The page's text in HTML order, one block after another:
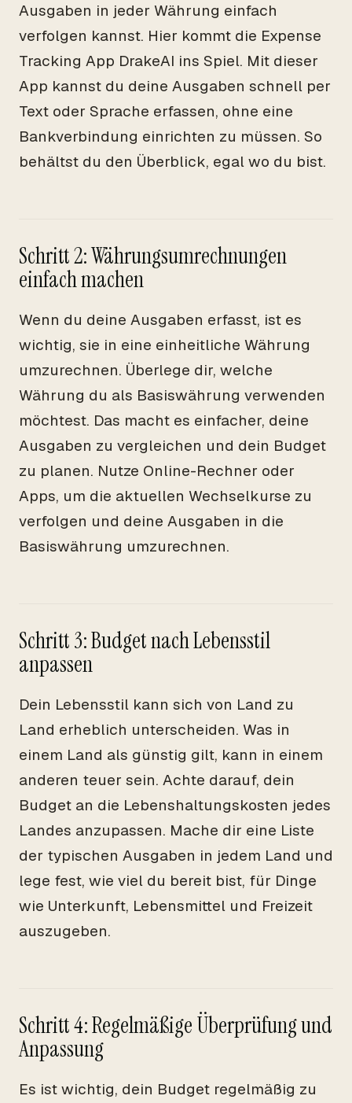
Ausgaben in jeder Währung einfach
verfolgen kannst. Hier kommt die Expense
Tracking App DrakeAI ins Spiel. Mit dieser
App kannst du deine Ausgaben schnell per
Text oder Sprache erfassen, ohne eine
Bankverbindung einrichten zu müssen. So
behältst du den Überblick, egal wo du bist.
Schritt 2: Währungsumrechnungen
einfach machen
Wenn du deine Ausgaben erfasst, ist es
wichtig, sie in eine einheitliche Währung
umzurechnen. Überlege dir, welche
Währung du als Basiswährung verwenden
möchtest. Das macht es einfacher, deine
Ausgaben zu vergleichen und dein Budget
zu planen. Nutze Online-Rechner oder
Apps, um die aktuellen Wechselkurse zu
verfolgen und deine Ausgaben in die
Basiswährung umzurechnen.
Schritt 3: Budget nach Lebensstil
anpassen
Dein Lebensstil kann sich von Land zu
Land erheblich unterscheiden. Was in
einem Land als günstig gilt, kann in einem
anderen teuer sein. Achte darauf, dein
Budget an die Lebenshaltungskosten jedes
Landes anzupassen. Mache dir eine Liste
der typischen Ausgaben in jedem Land und
lege fest, wie viel du bereit bist, für Dinge
wie Unterkunft, Lebensmittel und Freizeit
auszugeben.
Schritt 4: Regelmäßige Überprüfung und
Anpassung
Es ist wichtig, dein Budget regelmäßig zu